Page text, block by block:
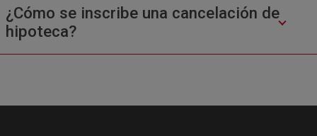
¿Cómo se inscribe una cancelación de
hipoteca?